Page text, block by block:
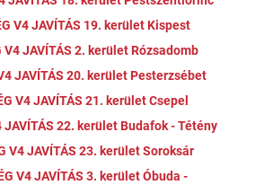
V4 JAVÍTÁS 19. kerület Kispest
V4 JAVÍTÁS 2. kerület Rózsadomb
JAVÍTÁS 20. kerület Pesterzsébet
V4 JAVÍTÁS 21. kerület Csepel
JAVÍTÁS 22. kerület Budafok - Tétény
V4 JAVÍTÁS 23. kerület Soroksár
V4 JAVÍTÁS 3. kerület Óbuda -